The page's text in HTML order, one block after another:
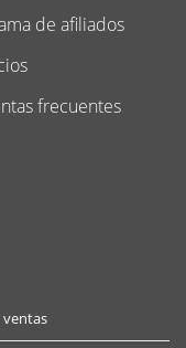
de afiliados
frecuentes
ventas